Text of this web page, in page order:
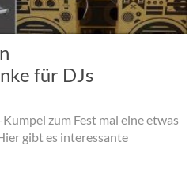
für DJs
zum Fest mal eine etwas
gibt es interessante